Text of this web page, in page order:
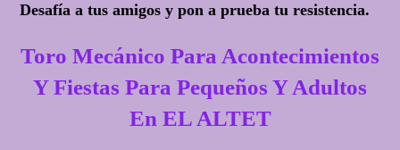
Desafía a tus amigos y pon a prueba tu resistencia.
Toro Mecánico Para Acontecimientos
Y Fiestas Para Pequeños Y Adultos
En EL ALTET